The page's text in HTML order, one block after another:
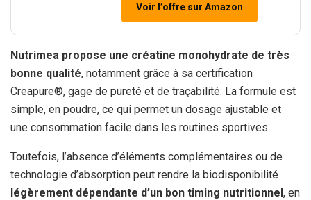
Voir l’offre sur Amazon
Nutrimea propose une créatine monohydrate de très
bonne qualité, notamment grâce à sa certification
Creapure®, gage de pureté et de traçabilité. La formule est
simple, en poudre, ce qui permet un dosage ajustable et
une consommation facile dans les routines sportives.
Toutefois, l’absence d’éléments complémentaires ou de
technologie d’absorption peut rendre la biodisponibilité
légèrement dépendante d’un bon timing nutritionnel, en